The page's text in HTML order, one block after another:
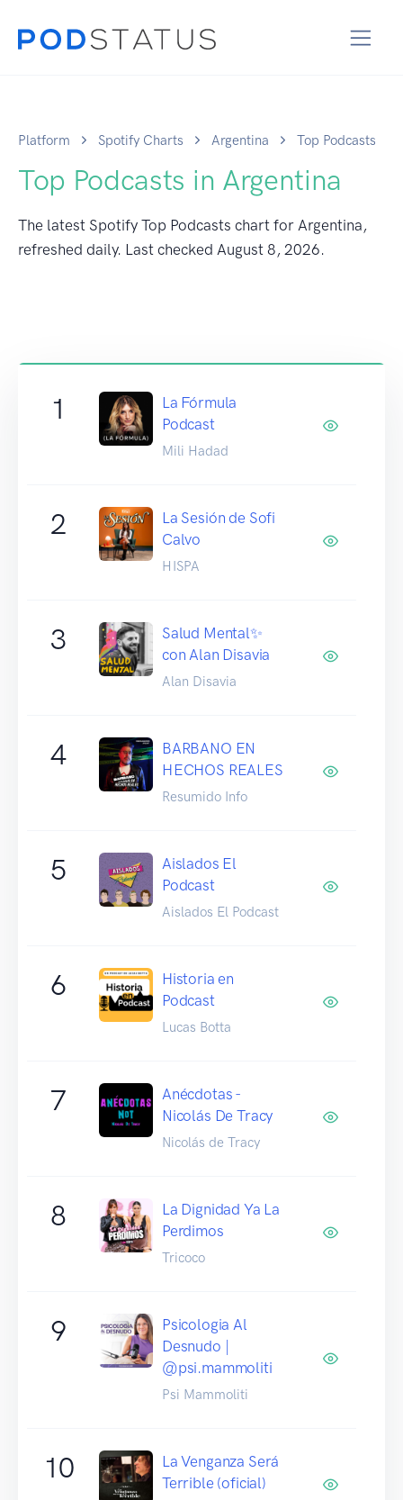
Platform Spotify Charts Argentina Top Podcasts
Top Podcasts in Argentina
The latest Spotify Top Podcasts chart for Argentina,
refreshed daily. Last checked August 8, 2026.
1
La Fórmula
Podcast
Mili Hadad
2
La Sesión de Sofi
Calvo
HISPA
3
Salud Mental✨
con Alan Disavia
Alan Disavia
4
BARBANO EN
HECHOS REALES
Resumido Info
5
Aislados El
Podcast
Aislados El Podcast
6
Historia en
Podcast
Lucas Botta
7
Anécdotas -
Nicolás De Tracy
Nicolás de Tracy
8
La Dignidad Ya La
Perdimos
Tricoco
9
Psicologia Al
Desnudo |
@psi.mammoliti
Psi Mammoliti
10
La Venganza Será
Terrible (oficial)